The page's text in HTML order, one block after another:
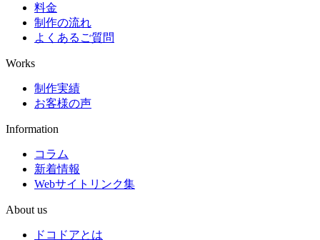
料金
制作の流れ
よくあるご質問
Works
制作実績
お客様の声
Information
コラム
新着情報
Webサイトリンク集
About us
ドコドアとは